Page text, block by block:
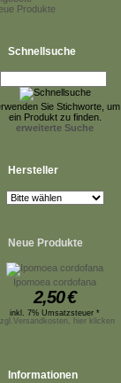
Produkte
Schnellsuche
Sie Stichworte, um
ein Produkt zu finden.
erweiterte Suche
Hersteller
Neue Produkte
Ipomoea cordofana
2,50€
inkl. 7% Umsatzsteuer *
hier klicken
Informationen